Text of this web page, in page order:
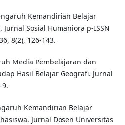
Kemandirian Belajar
Jurnal Sosial Humaniora p-ISSN
8(2), 126-143.
Media Pembelajaran dan
Hasil Belajar Geografi. Jurnal
9.
Kemandirian Belajar
Jurnal Dosen Universitas